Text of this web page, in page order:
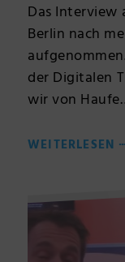
Das Interview
Berlin nach
der Digitalen
wir von
WEITERLESEN